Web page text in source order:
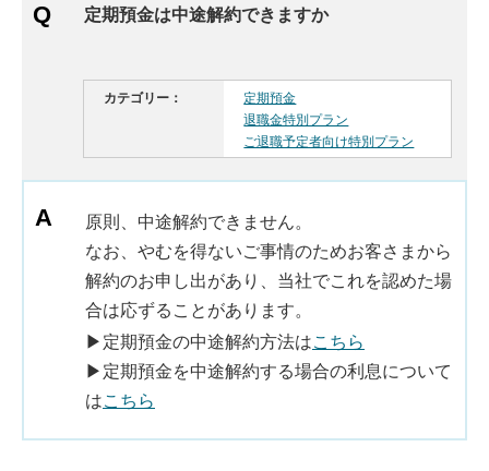
定期預金は中途解約できますか
カテゴリー：
定期預金
退職金特別プラン
ご退職予定者向け特別プラン
原則、中途解約できません。
なお、やむを得ないご事情のためお客さまから
解約のお申し出があり、当社でこれを認めた場
合は応ずることがあります。
▶定期預金の中途解約方法はこちら
▶定期預金を中途解約する場合の利息について
はこちら